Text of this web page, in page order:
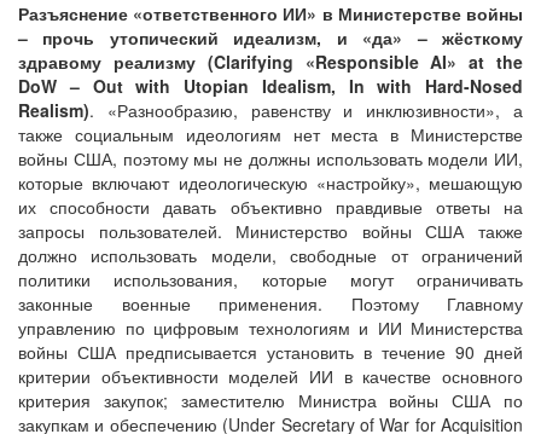
Разъяснение «ответственного ИИ» в Министерстве войны
– прочь утопический идеализм, и «да» – жёсткому
здравому реализму (Clarifying «Responsible AI»at the
DoW – Out with Utopian Idealism, In with Hard-Nosed
Realism). «Разнообразию, равенству и инклюзивности», а
также социальным идеологиям нет места в Министерстве
войны США, поэтому мы не должны использовать модели ИИ,
которые включают идеологическую «настройку», мешающую
их способности давать объективно правдивые ответы на
запросы пользователей. Министерство войны США также
должно использовать модели, свободные от ограничений
политики использования, которые могут ограничивать
законные военные применения. Поэтому Главному
управлению по цифровым технологиям и ИИ Министерства
войны США предписывается установить в течение 90 дней
критерии объективности моделей ИИ в качестве основного
критерия закупок; заместителю Министра войны США по
закупкам и обеспечению (Under Secretary of War for Acquisition